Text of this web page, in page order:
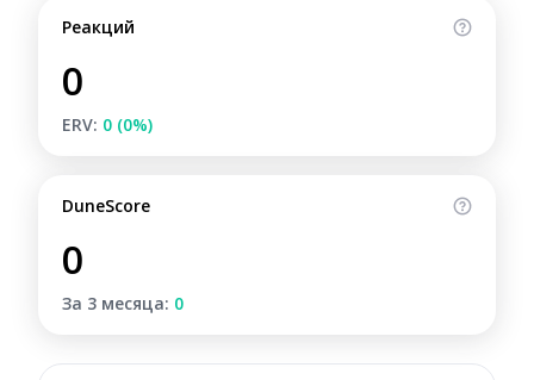
Реакций
0
ERV: 0 (0%)
DuneScore
0
За 3 месяца: 0